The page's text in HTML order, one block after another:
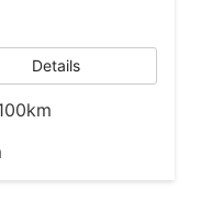
Details